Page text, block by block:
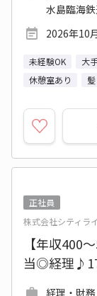
水島臨海
2026年10
未経験OK 大
休憩室あり
正社員
株式会社シティラ
【年収400
当◎経理
経理・財務